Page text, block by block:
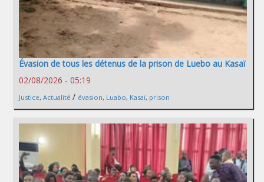
Évasion de tous les détenus de la prison de Luebo au Kasaï
02/08/2026 - 05:19
Justice, Actualité / évasion, Luabo, Kasaï, prison